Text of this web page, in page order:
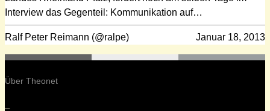
Interview das Gegenteil: Kommunikation auf…
Ralf Peter Reimann (@ralpe) Januar 18, 2013
Über Theonet
–